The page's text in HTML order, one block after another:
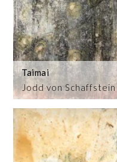
Jodd von Schaffstein
Taimai